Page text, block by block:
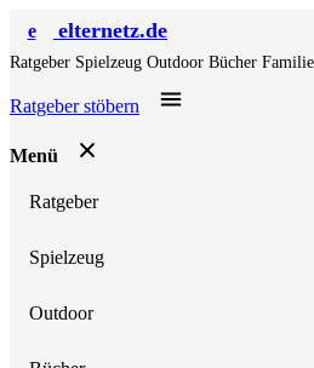
e elternetz.de
Ratgeber Spielzeug Outdoor Bücher
Ratgeber stöbern
Menü
Ratgeber
Spielzeug
Outdoor